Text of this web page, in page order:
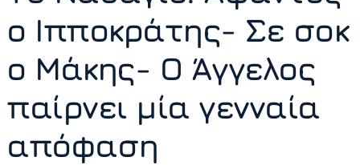
ο Ιπποκράτης- Σε σοκ
ο Μάκης- Ο Άγγελος
παίρνει μία γενναία
απόφαση